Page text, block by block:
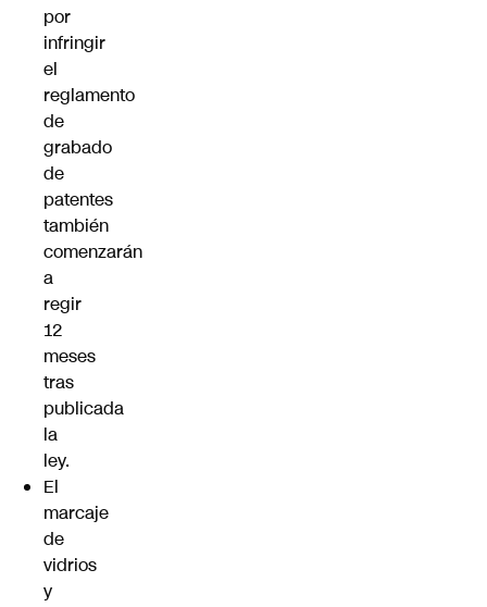
por
infringir
el
reglamento
de
grabado
de
patentes
también
comenzarán
a
regir
12
meses
tras
publicada
la
ley.
El
marcaje
de
vidrios
y